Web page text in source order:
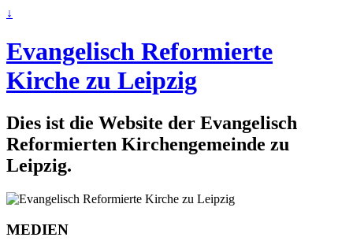
↓
Evangelisch Reformierte
Kirche zu Leipzig
Dies ist die Website der Evangelisch
Reformierten Kirchengemeinde zu
Leipzig.
MEDIEN